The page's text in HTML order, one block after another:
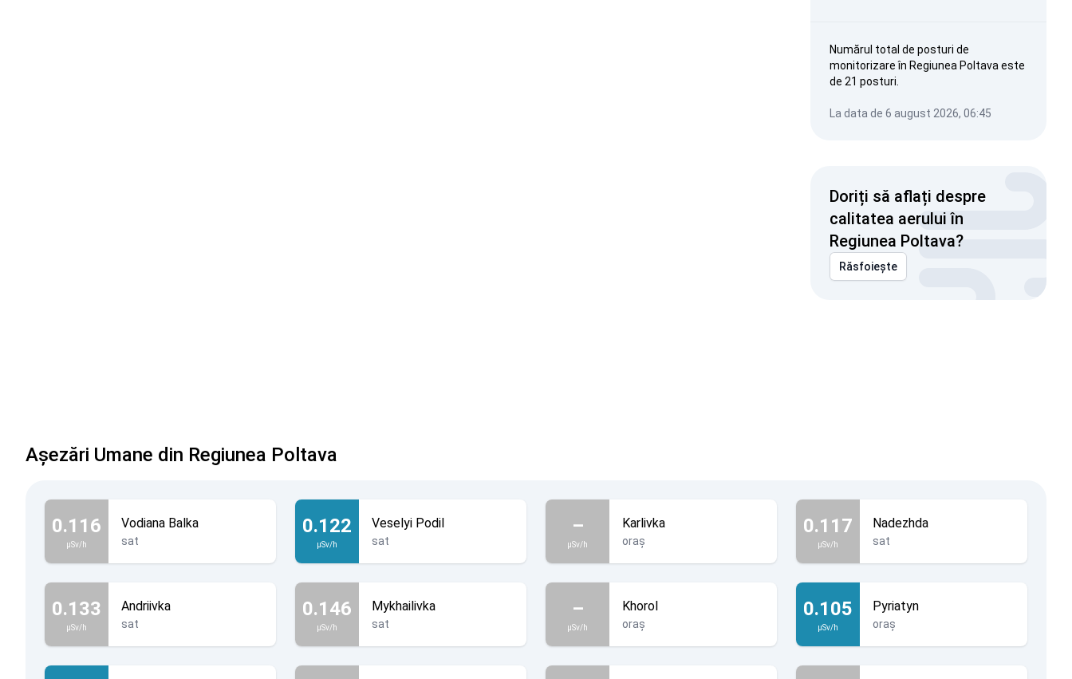
Numărul total de posturi de
monitorizare în Regiunea Poltava este
de 21 posturi.
La data de 6 august 2026, 06:45
Doriți să aflați despre
calitatea aerului în
Regiunea Poltava?
Răsfoiește
Așezări Umane din Regiunea Poltava
0.116
µSv/h
Vodiana Balka
sat
0.122
µSv/h
Veselyi Podil
sat
–
µSv/h
Karlivka
oraș
0.117
µSv/h
Nadezhda
sat
0.133
µSv/h
Andriivka
sat
0.146
µSv/h
Mykhailivka
sat
–
µSv/h
Khorol
oraș
0.105
µSv/h
Pyriatyn
oraș